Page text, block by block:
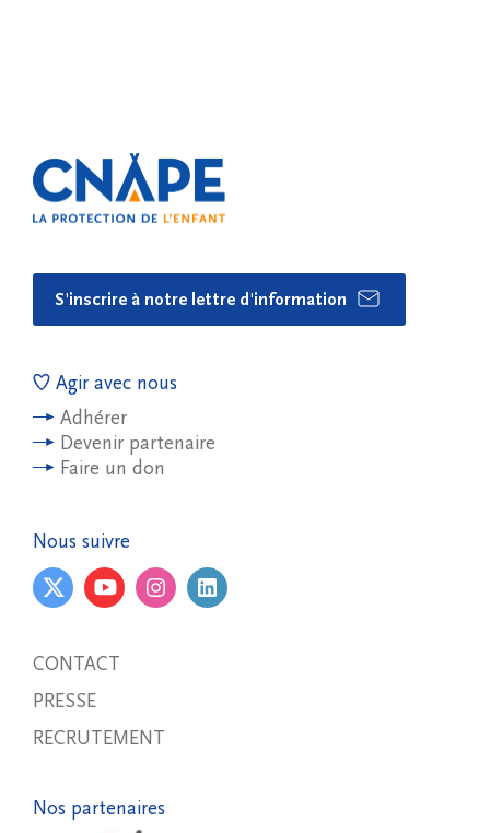
S'inscrire à notre lettre d'information
Agir avec nous
Adhérer
Devenir partenaire
Faire un don
Nous suivre
CONTACT
PRESSE
RECRUTEMENT
Nos partenaires